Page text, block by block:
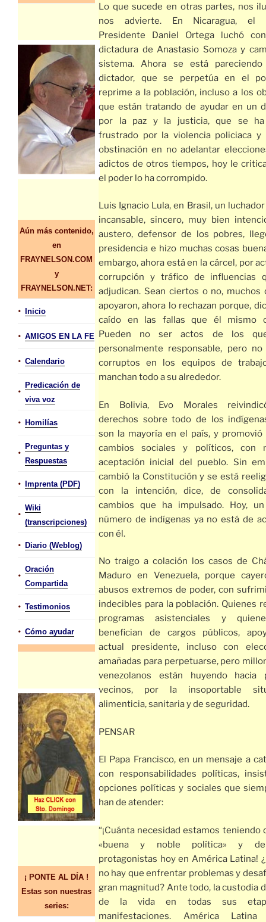
Aún más contenido,
en
FRAYNELSON.COM
y
FRAYNELSON.NET:
• Inicio
• AMIGOS EN LA FE
• Calendario
•
Predicación de
viva voz
• Homilías
•
Preguntas y
Respuestas
• Imprenta (PDF)
•
Wiki
(transcripciones)
• Diario (Weblog)
•
Oración
Compartida
• Testimonios
• Cómo ayudar
¡ PONTE AL DÍA !
Estas son nuestras
series:
Lo que sucede en otras partes, nos
nos advierte. En Nicaragua, el
Presidente Daniel Ortega luchó
dictadura de Anastasio Somoza y
sistema. Ahora se está
dictador, que se perpetúa en el
reprime a la población, incluso a los
que están tratando de ayudar en un
por la paz y la justicia, que se
frustrado por la violencia policiaca y
obstinación en no adelantar
adictos de otros tiempos, hoy le
el poder lo ha corrompido.
Luis Ignacio Lula, en Brasil, un
incansable, sincero, muy bien
austero, defensor de los pobres,
presidencia e hizo muchas cosas
embargo, ahora está en la cárcel, por
corrupción y tráfico de influencias
adjudican. Sean ciertos o no, muchos
apoyaron, ahora lo rechazan porque,
caído en las fallas que él mismo
Pueden no ser actos de los
personalmente responsable, pero
corruptos en los equipos de
manchan todo a su alrededor.
En Bolivia, Evo Morales
derechos sobre todo de los
son la mayoría en el país, y promovió
cambios sociales y políticos, con
aceptación inicial del pueblo. Sin
cambió la Constitución y se está
con la intención, dice, de
cambios que ha impulsado. Hoy,
número de indígenas ya no está de
con él.
No traigo a colación los casos de
Maduro en Venezuela, porque
abusos extremos de poder, con
indecibles para la población. Quienes
programas asistenciales y
benefician de cargos públicos,
actual presidente, incluso con
amañadas para perpetuarse, pero
venezolanos están huyendo hacia
vecinos, por la insoportable
alimenticia, sanitaria y de seguridad.
PENSAR
El Papa Francisco, en un mensaje a
con responsabilidades políticas,
opciones políticas y sociales que
han de atender:
“¡Cuánta necesidad estamos teniendo
«buena y noble política» y
protagonistas hoy en América Latina!
no hay que enfrentar problemas y
gran magnitud? Ante todo, la custodia
de la vida en todas sus
manifestaciones. América Latina